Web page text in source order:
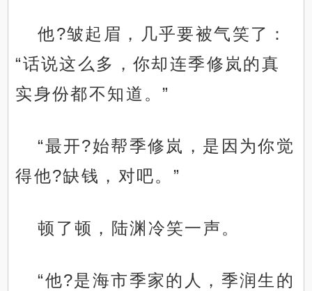
他?皱起眉，几乎要被气笑了：
“话说这么多，你却连季修岚的真
实身份都不知道。”
“最开?始帮季修岚，是因为你觉
得他?缺钱，对吧。”
顿了顿，陆渊冷笑一声。
“他?是海市季家的人，季润生的